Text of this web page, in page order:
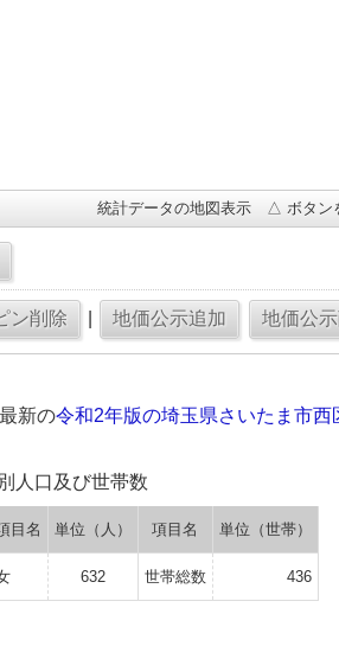
統計データの地図表示 △ ボタン
新の令和2年版の埼玉県さいたま市
人口及び世帯数
目名 単位（人） 項目名 単位（世帯）
632 世帯総数 436